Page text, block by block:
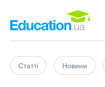
Статті Новини